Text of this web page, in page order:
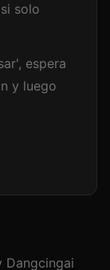
solo
espera
y luego